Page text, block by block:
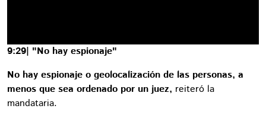
9:29| "No hay espionaje"
No hay espionaje o geolocalización de las personas, a
menos que sea ordenado por un juez, reiteró la
mandataria.